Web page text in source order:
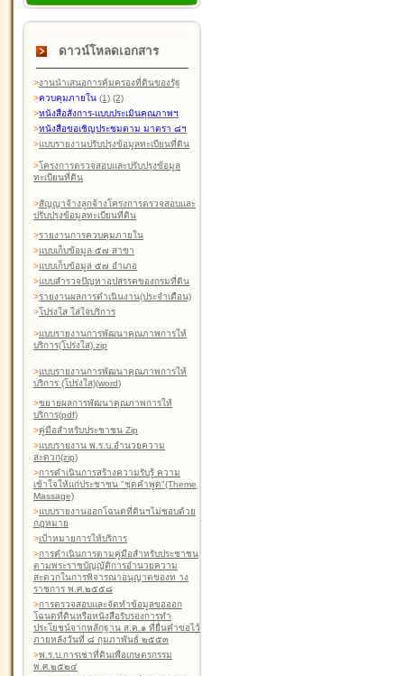
ดาวน์โหลดเอกสาร
>งานนำเสนอการคุ้มครองที่ดินของรัฐ
>ควบคุมภายใน (1) (2)
>หนังสือสังการ-แบบประเมินคุณภาพฯ
>หนังสือขอเชิญประชุมตาม มาตรา ๘ฯ
>แบบรายงานปรับปรุงข้อมูลทะเบียนที่ดิน
>โครงการตรวจสอบและปรับปรุงข้อมูล
ทะเบียนที่ดิน
>สัญญาจ้างลูกจ้างโครงการตรวจสอบและ
ปรับปรุงข้อมูลทะเบียนที่ดิน
>รายงานการควบคุมภายใน
>แบบเก็บข้อมูล ๕๗ สาขา
>แบบเก็บข้อมูล ๕๗ อำเภอ
>แบบสำรวจปัญหาอุปสรรคของกรมที่ดิน
>รายงานผลการดำเนินงาน(ประจำเดือน)
>โปร่งใส ใส่ใจบริการ
>แบบรายงานการพัฒนาคุณภาพการให้
บริการ(โปร่งใส).zip
>แบบรายงานการพัฒนาคุณภาพการให้
บริการ (โปร่งใส)(word)
>ขยายผลการพัฒนาคุณภาพการให้
บริการ(pdf)
>คู่มือสำหรับประชาชน Zip
>แบบรายงาน พ.ร.บ.อำนวยความ
สะดวก(zip)
>การดำเนินการสร้างความรับรู้ ความ
เข้าใจให้แก่ประชาชน "ชุดคำพูด"(Theme
Massage)
>แบบรายงานออกโฉนดที่ดินฯไม่ชอบด้วย
กฎหมาย
>เป้าหมายการให้บริการ
>การดำเนินการตามคู่มือสำหรับประชาชน
ตามพระราชบัญญัติการอำนวยความ
สะดวกในการพิจารณาอนุญาตของท าง
ราชการ พ.ศ.๒๕๕๘
>การตรวจสอบและจัดทำข้อมูลขอออก
โฉนดที่ดินหรือหนังสือรับรองการทำ
ประโยชน์จากหลักฐาน ส.ค.๑ ที่ยื่นคำขอไว้
ภายหลังวันที่ ๘ กุมภาพันธ์ ๒๕๕๓
>พ.ร.บ.การเช่าที่ดินเพื่อเกษตรกรรม
พ.ศ.๒๕๒๔